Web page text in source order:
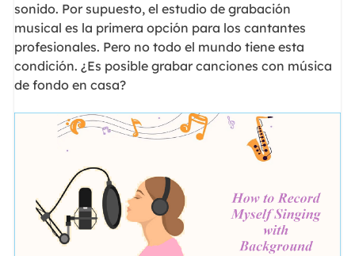
sonido. Por supuesto, el estudio de grabación
musical es la primera opción para los cantantes
profesionales. Pero no todo el mundo tiene esta
condición. ¿Es posible grabar canciones con música
de fondo en casa?